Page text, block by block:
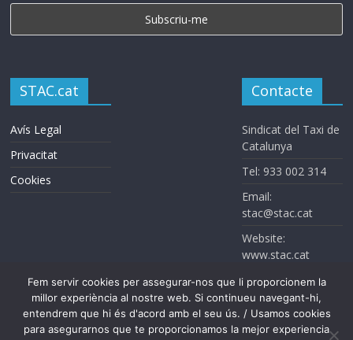
STAC.cat
Avís Legal
Privacitat
Cookies
Contacte
Sindicat del Taxi de
Catalunya
Tel: 933 002 314
Email:
stac@stac.cat
Website:
www.stac.cat
Fem servir cookies per assegurar-nos que li proporcionem la
millor experiència al nostre web. Si continueu navegant-hi,
entendrem que hi és d'acord amb el seu ús. / Usamos cookies
para asegurarnos que te proporcionamos la mejor experiencia